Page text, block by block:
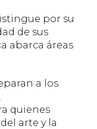
por su
de sus
abarca áreas
a los
quienes
arte y la